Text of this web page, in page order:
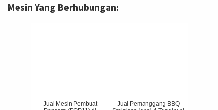
Mesin Yang Berhubungan:
Jual Mesin Pembuat
Jual Pemanggang BBQ